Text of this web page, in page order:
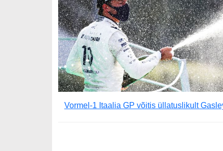
Vormel-1 Itaalia GP võitis üllatuslikult